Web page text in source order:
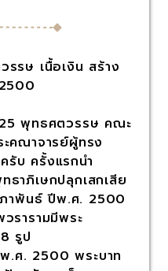
รษ เนื้อเงิน สร้าง
พุทธศตวรรษ คณะ
คณาจารย์ผู้ทรง
บ ครั้งแรกนำ
ธาภิเษกปลุกเสกเสีย
าพันธ์ ปีพ.ศ. 2500
รารามมีพระ
รูป
.ศ. 2500 พระบาท